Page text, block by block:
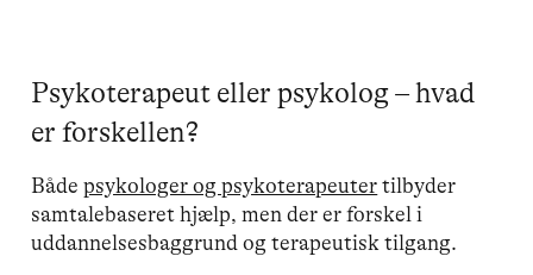
Psykoterapeut eller psykolog – hvad
er forskellen?
Bådepsykologer og psykoterapeuter tilbyder
samtalebaseret hjælp, men der er forskel i
uddannelsesbaggrund og terapeutisk tilgang.